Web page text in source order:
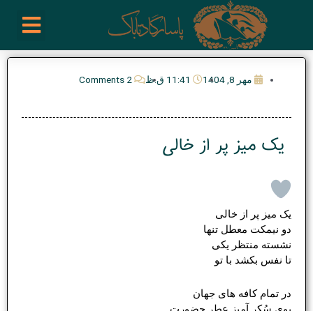
مهر 8, 1404 11:41 ق.ظ 2 Comments
یک میز پر از خالی
یک میز پر از خالی
دو نیمکت معطل تنها
نشسته منتظر یکی
تا نفس بکشد با تو
در تمام کافه های جهان
بوی سُکر آمیز عطر حضورت